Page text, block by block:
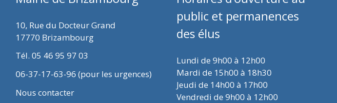
10, Rue du Docteur Grand
17770 Brizambourg
Tél. 05 46 95 97 03
06-37-17-63-96 (pour les urgences)
Nous contacter
public et permanences
des élus
Lundi de 9h00 à 12h00
Mardi de 15h00 à 18h30
Jeudi de 14h00 à 17h00
Vendredi de 9h00 à 12h00